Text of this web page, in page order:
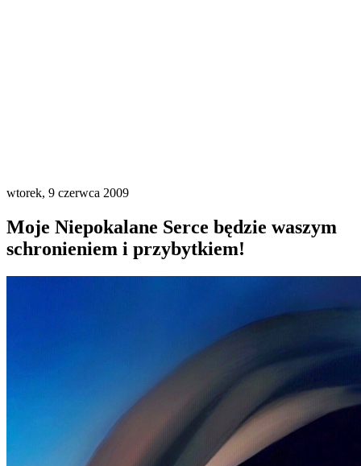
wtorek, 9 czerwca 2009
Moje Niepokalane Serce będzie waszym
schronieniem i przybytkiem!